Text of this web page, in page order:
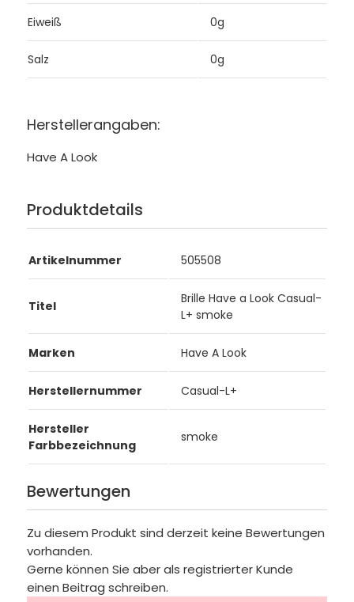
Eiweiß 0g
Salz 0g
Herstellerangaben:
Have A Look
Produktdetails
Artikelnummer 505508
Titel
Brille Have a Look Casual-
L+ smoke
Marken Have A Look
Herstellernummer Casual-L+
Hersteller
Farbbezeichnung
smoke
Bewertungen
Zu diesem Produkt sind derzeit keine Bewertungen
vorhanden.
Gerne können Sie aber als registrierter Kunde
einen Beitrag schreiben.